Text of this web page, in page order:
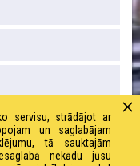
servisu, strādājot ar
un saglabājam
tā sauktajām
nekādu jūsu